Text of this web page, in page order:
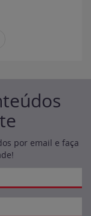
por email e faça